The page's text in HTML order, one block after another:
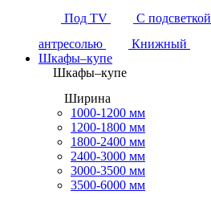
Под TV
С подсветкой
антресолью
Книжный
Шкафы–купе
Шкафы–купе
Ширина
1000-1200 мм
1200-1800 мм
1800-2400 мм
2400-3000 мм
3000-3500 мм
3500-6000 мм